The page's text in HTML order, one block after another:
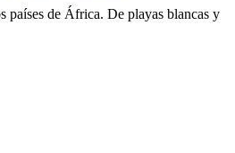
países de África. De playas blancas y